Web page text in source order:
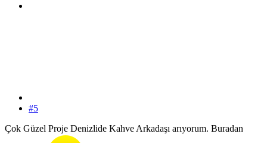
#5
Çok Güzel Proje Denizlide Kahve Arkadaşı arıyorum. Buradan